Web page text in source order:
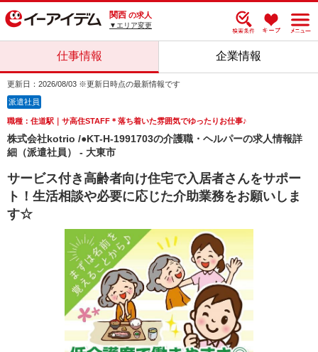
関西 の求人
▼エリア変更
仕事情報 企業情報
更新日：2026/08/03 ※更新日時点の最新情報です
派遣社員
職種：住道駅｜サ高住STAFF＊落ち着いた雰囲気でゆったりお仕事♪
株式会社kotrio /●KT-H-1991703の介護職・ヘルパーの求人情報詳
細（派遣社員） - 大東市
サービス付き高齢者向け住宅で入居者さんをサポー
ト！生活相談や必要に応じた介助業務をお願いしま
す☆